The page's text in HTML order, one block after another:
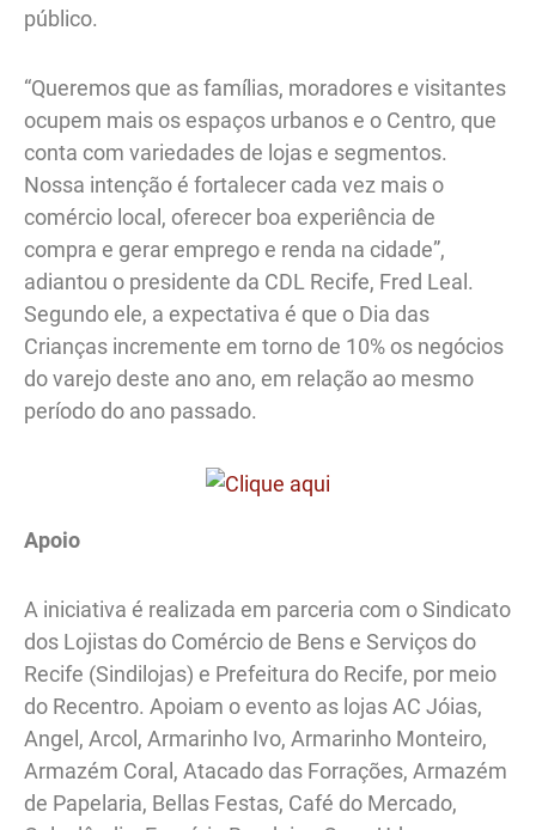
público.
“Queremos que as famílias, moradores e visitantes
ocupem mais os espaços urbanos e o Centro, que
conta com variedades de lojas e segmentos.
Nossa intenção é fortalecer cada vez mais o
comércio local, oferecer boa experiência de
compra e gerar emprego e renda na cidade”,
adiantou o presidente da CDL Recife, Fred Leal.
Segundo ele, a expectativa é que o Dia das
Crianças incremente em torno de 10% os negócios
do varejo deste ano ano, em relação ao mesmo
período do ano passado.
Apoio
A iniciativa é realizada em parceria com o Sindicato
dos Lojistas do Comércio de Bens e Serviços do
Recife (Sindilojas) e Prefeitura do Recife, por meio
do Recentro. Apoiam o evento as lojas AC Jóias,
Angel, Arcol, Armarinho Ivo, Armarinho Monteiro,
Armazém Coral, Atacado das Forrações, Armazém
de Papelaria, Bellas Festas, Café do Mercado,